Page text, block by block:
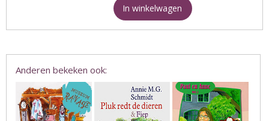
In winkelwagen
Anderen bekeken ook: